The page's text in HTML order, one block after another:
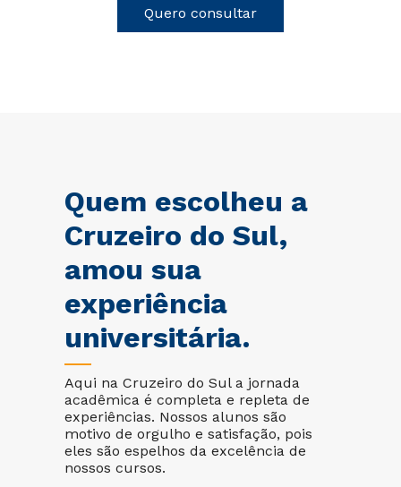
Quero consultar
Quem escolheu a
Cruzeiro do Sul,
amou sua
experiência
universitária.
Aqui na Cruzeiro do Sul a jornada
acadêmica é completa e repleta de
experiências. Nossos alunos são
motivo de orgulho e satisfação, pois
eles são espelhos da excelência de
nossos cursos.